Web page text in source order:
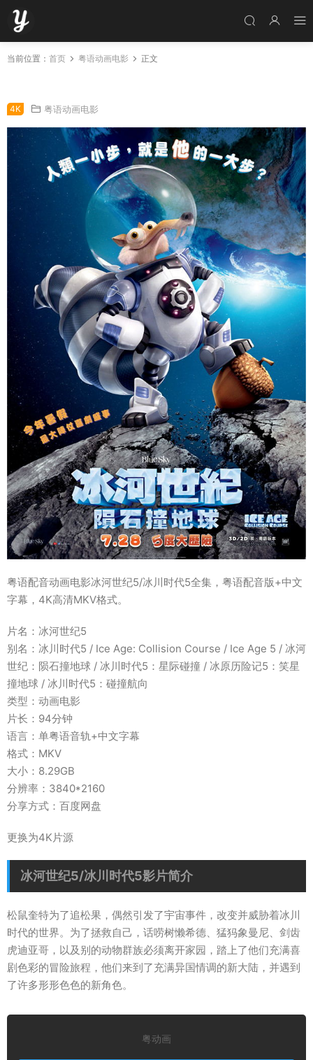
当前位置： 首页 粤语动画电影 正文
4K 粤语动画电影
粤语配音动画电影冰河世纪5/冰川时代5全集，粤语配音版+中文
字幕，4K高清MKV格式。
片名：冰河世纪5
别名：冰川时代5 / Ice Age: Collision Course / Ice Age 5 / 冰河
世纪：陨石撞地球 / 冰川时代5：星际碰撞 / 冰原历险记5：笑星
撞地球 / 冰川时代5：碰撞航向
类型：动画电影
片长：94分钟
语言：单粤语音轨+中文字幕
格式：MKV
大小：8.29GB
分辨率：3840*2160
分享方式：百度网盘
更换为4K片源
冰河世纪5/冰川时代5影片简介
松鼠奎特为了追松果，偶然引发了宇宙事件，改变并威胁着冰川
时代的世界。为了拯救自己，话唠树懒希德、猛犸象曼尼、剑齿
虎迪亚哥，以及别的动物群族必须离开家园，踏上了他们充满喜
剧色彩的冒险旅程，他们来到了充满异国情调的新大陆，并遇到
了许多形形色色的新角色。
粤动画